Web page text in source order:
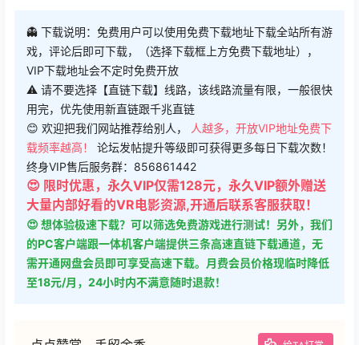
👻 下载说明：免费用户可以使用免费下载地址下载全站所有游
戏，评论后即可下载，（选择下载框上方免费下载地址），
VIP下载地址会不定时免费开放
⚠ 请不要选择【直链下载】线路，该线路流量有限，一般很快
用完，优先使用新直链跟千兆直链
😊 欢迎把我们网站推荐给别人，
人越多，开放VIP地址免费下
载频率越高！ 论坛发帖提升等级即可获得更多每日下载次数！
终身VIP售后服务群：856861442
😍 限时优惠，永久VIP仅需128元，永久VIP额外赠送
大量内部好看的VR电影资源,开通后联系客服获取！
😍 想体验极速下载？可以筛选免费游戏进行测试！另外，我们
的PC客户端跟一体机客户端提供三条高速直链下载通道，无
需开通网盘会员即可享受高速下载。月费会员价格现临时降低
至18元/月，24小时内不满意随时退款！